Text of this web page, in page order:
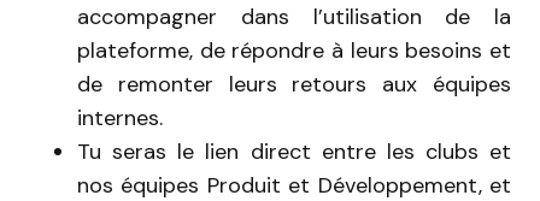
accompagner dans l’utilisation de la
plateforme, de répondre à leurs besoins et
de remonter leurs retours aux équipes
internes.
Tu seras le lien direct entre les clubs et
nos équipes Produit et Développement, et